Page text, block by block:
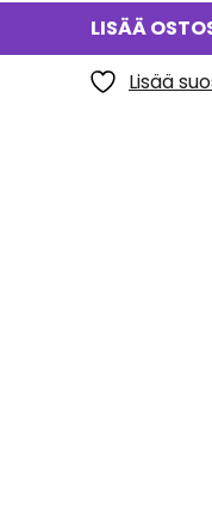
LISÄÄ
Lisää